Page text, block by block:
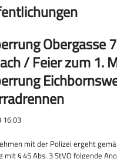
Obergasse
/ Feier zum 1.
16:03
mit der Polizei ergeht
mit § 45 Abs. 3 StVO folgende